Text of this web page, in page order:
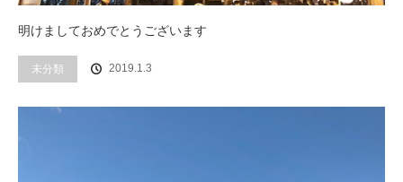
明けましておめでとうございます
未分類 2019.1.3